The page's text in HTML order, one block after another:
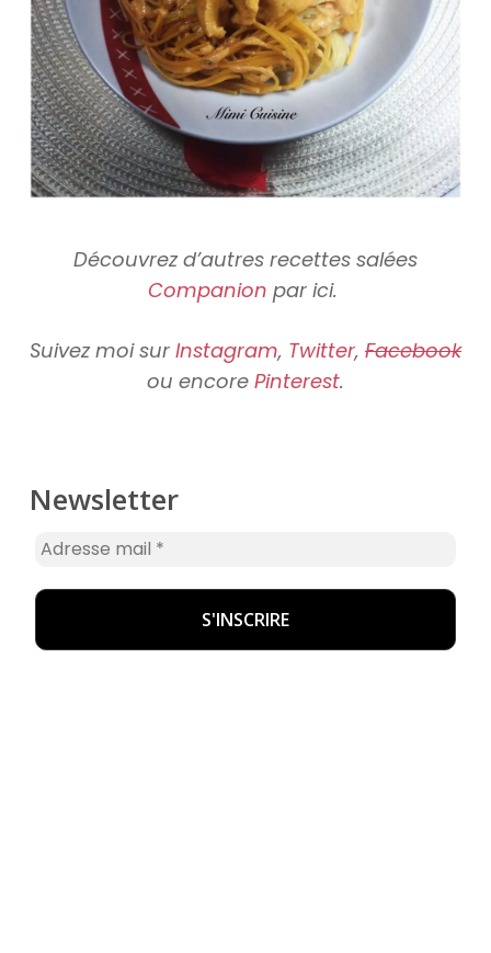
Découvrez d’autres recettes salées
Companion par ici.
Suivez moi sur Instagram, Twitter, Facebook
ou encore Pinterest.
Newsletter